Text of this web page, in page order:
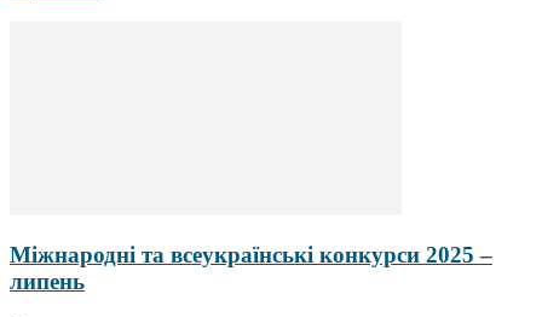
Міжнародні та всеукраїнські конкурси 2025 –
липень